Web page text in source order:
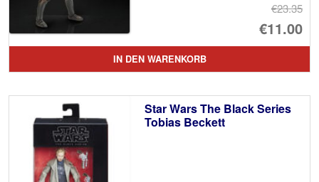
€23.35
€11.00
IN DEN WARENKORB
Star Wars The Black Series
Tobias Beckett